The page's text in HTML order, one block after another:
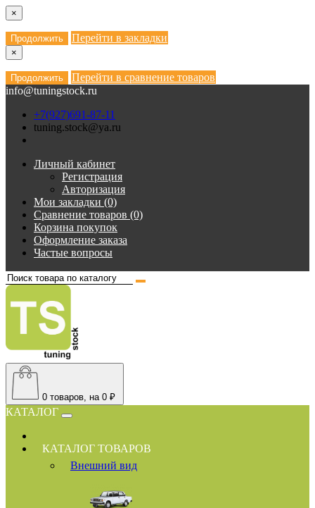
×
Продолжить Перейти в закладки
×
Продолжить
Перейти в сравнение товаров
info@tuningstock.ru
+7(927)691-87-11
tuning.stock@ya.ru
Личный кабинет
Регистрация
Авторизация
Мои закладки (0)
Сравнение товаров (0)
Корзина покупок
Оформление заказа
Частые вопросы
0 товаров, на 0 ₽
КАТАЛОГ
КАТАЛОГ ТОВАРОВ
Внешний вид